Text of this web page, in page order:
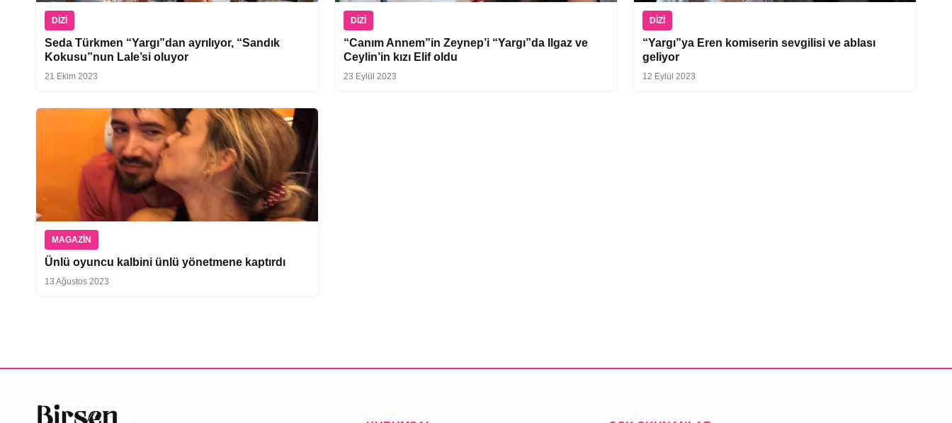
DIZI
Seda Türkmen “Yargı”dan ayrılıyor, “Sandık
Kokusu”nun Lale’si oluyor
21 Ekim 2023
DIZI
“Canım Annem”in Zeynep’i “Yargı”da Ilgaz ve
Ceylin’in kızı Elif oldu
23 Eylül 2023
DIZI
“Yargı”ya Eren komiserin sevgilisi ve ablası
geliyor
12 Eylül 2023
MAGAZIN
Ünlü oyuncu kalbini ünlü yönetmene kaptırdı
13 Ağustos 2023